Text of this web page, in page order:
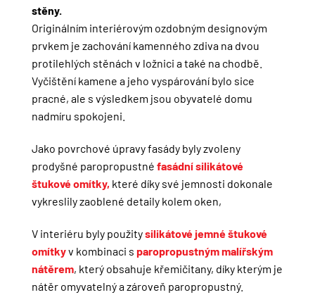
stěny.
Originálním interiérovým ozdobným designovým
prvkem je zachování kamenného zdiva na dvou
protilehlých stěnách v ložnici a také na chodbě.
Vyčištění kamene a jeho vyspárování bylo sice
pracné, ale s výsledkem jsou obyvatelé domu
nadmíru spokojeni.
Jako povrchové úpravy fasády byly zvoleny
prodyšné paropropustné fasádní silikátové
štukové omítky, které díky své jemnosti dokonale
vykreslily zaoblené detaily kolem oken,
V interiéru byly použitysilikátové jemné štukové
omítkyv kombinaci s paropropustným malířským
nátěrem, který obsahuje křemičitany, díky kterým je
nátěr omyvatelný a zároveň paropropustný.